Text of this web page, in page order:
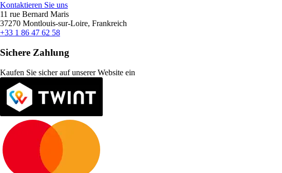
Kontaktieren Sie uns
11 rue Bernard Maris
37270 Montlouis-sur-Loire, Frankreich
+33 1 86 47 62 58
Sichere Zahlung
Kaufen Sie sicher auf unserer Website ein